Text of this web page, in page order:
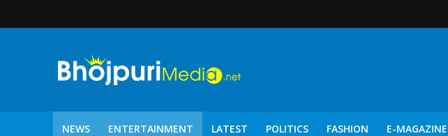
NEWS ENTERTAINMENT LATEST POLITICS FASHION E-MAGAZINE